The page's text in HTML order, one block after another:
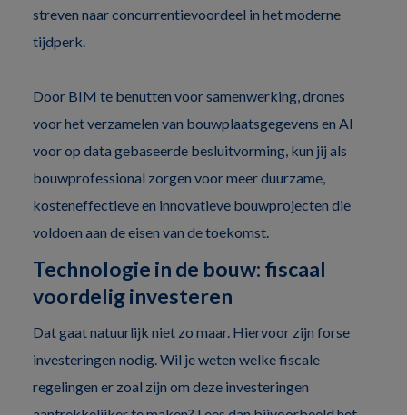
streven naar concurrentievoordeel in het moderne
tijdperk.
Door BIM te benutten voor samenwerking, drones
voor het verzamelen van bouwplaatsgegevens en AI
voor op data gebaseerde besluitvorming, kun jij als
bouwprofessional zorgen voor meer duurzame,
kosteneffectieve en innovatieve bouwprojecten die
voldoen aan de eisen van de toekomst.
Technologie in de bouw: fiscaal
voordelig investeren
Dat gaat natuurlijk niet zo maar. Hiervoor zijn forse
investeringen nodig. Wil je weten welke fiscale
regelingen er zoal zijn om deze investeringen